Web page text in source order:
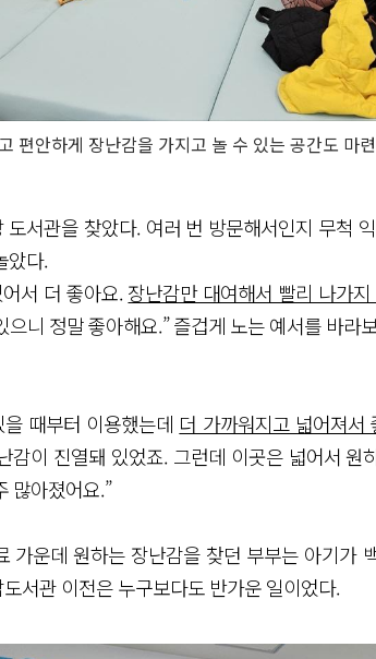
편안하게 장난감을 가지고 놀 수 있는 공간도 마
서관을 찾았다. 여러 번 방문해서인지 무척
았다.
서 더 좋아요.장난감만 대여해서 빨리 나가
니 정말 좋아해요.” 즐겁게 노는 예서를 바라
때부터 이용했는데 더 가까워지고 넓어져서
감이 진열돼 있었죠. 그런데 이곳은 넓어서 원
많아졌어요.”
가운데 원하는 장난감을 찾던 부부는 아기가
서관 이전은 누구보다도 반가운 일이었다.